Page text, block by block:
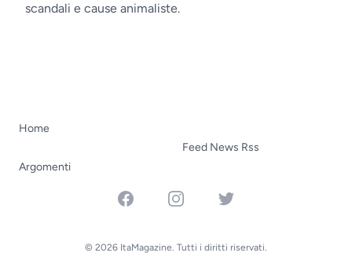
scandali e cause animaliste.
Home
Argomenti
Feed News Rss
FacebookInstagramTwitter
© 2026 ItaMagazine. Tutti i diritti riservati.